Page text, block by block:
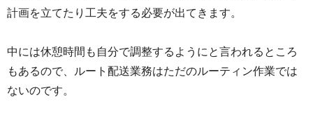
計画を立てたり工夫をする必要が出てきます。
中には休憩時間も自分で調整するようにと言われるところ
もあるので、ルート配送業務はただのルーティン作業では
ないのです。